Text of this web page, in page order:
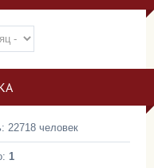
22718 человек
1